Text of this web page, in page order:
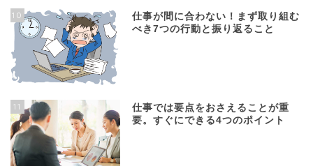
10
仕事が間に合わない！まず取り組む
べき7つの行動と振り返ること
11
仕事では要点をおさえることが重
要。すぐにできる4つのポイント